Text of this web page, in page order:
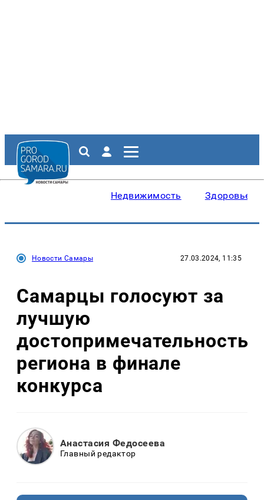
Недвижимость Здоровье
Новости Самары 27.03.2024, 11:35
Самарцы голосуют за
лучшую
достопримечательность
региона в финале
конкурса
Анастасия Федосеева
Главный редактор